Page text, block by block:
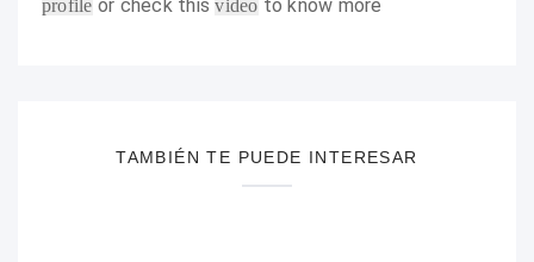
profile or check thisvideo to know more
TAMBIÉN TE PUEDE INTERESAR